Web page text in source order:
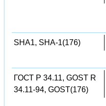
SHA1, SHA-1(176)
ГОСТ Р 34.11, GOST R
34.11-94, GOST(176)